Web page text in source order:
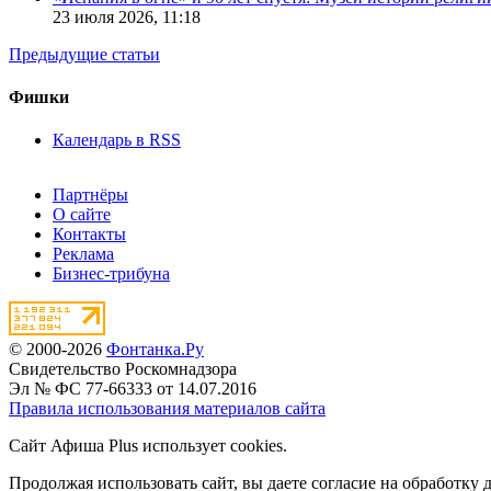
23 июля 2026, 11:18
Предыдущие статьи
Фишки
Календарь в RSS
Партнёры
О сайте
Контакты
Реклама
Бизнес-трибуна
© 2000-2026 Фонтанка.Ру
Свидетельство Роскомнадзора
Эл № ФС 77-66333 от 14.07.2016
Правила использования материалов сайта
Сайт Афиша Plus использует cookies.
Продолжая использовать сайт, вы даете согласие на обработку